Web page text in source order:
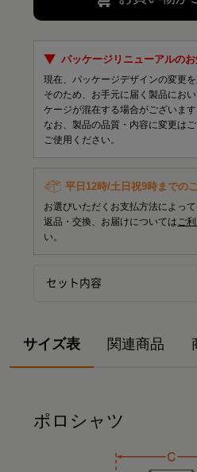
パッケージリニューアルの
現在、パッケージデザインの変更を
そのため、お手元に届く製品にお
ケージが混在する場合がございます
なお、製品の品質・内容に変更は
ご使用ください。
平日12時/土日祝9時までの
お選びいただくお支払方法によって
返品・交換、お届けについてはご
い。
セット内容
サイズ表 関連商品
ポロシャツ